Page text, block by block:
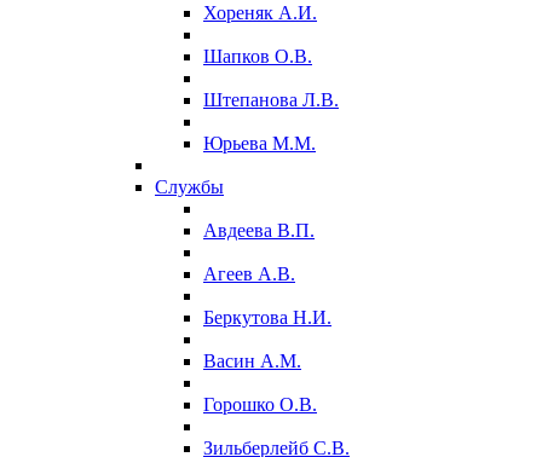
Хореняк А.И.
Шапков О.В.
Штепанова Л.В.
Юрьева М.М.
Службы
Авдеева В.П.
Агеев А.В.
Беркутова Н.И.
Васин А.М.
Горошко О.В.
Зильберлейб С.В.